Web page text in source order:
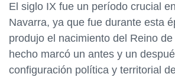
El siglo IX fue un período crucial
Navarra, ya que fue durante esta
produjo el nacimiento del Reino
hecho marcó un antes y un
configuración política y territorial